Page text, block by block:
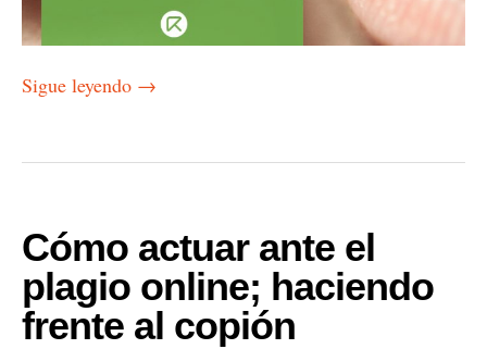
Sigue leyendo →
Cómo actuar ante el
plagio online; haciendo
frente al copión